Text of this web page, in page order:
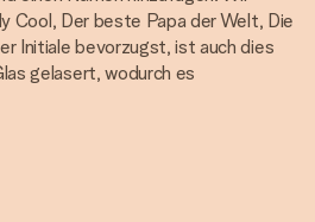
Cool, Der beste Papa der Welt, Die
Initiale bevorzugst, ist auch dies
gelasert, wodurch es